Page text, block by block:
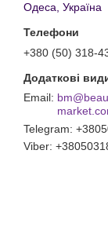
Одеса, Україна
+380 (50) 318-
Telegram
Viber